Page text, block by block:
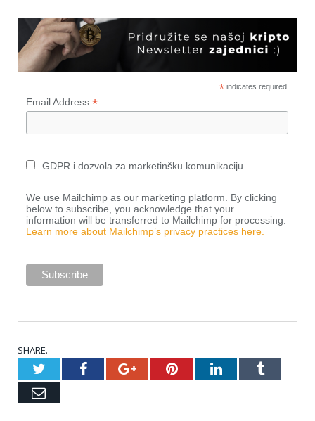
*indicates required
Email Address *
GDPR i dozvola za marketinšku komunikaciju
We use Mailchimp as our marketing platform. By clicking
below to subscribe, you acknowledge that your
information will be transferred to Mailchimp for processing.
Learn more about Mailchimp’s privacy practices here.
SHARE.
TwitterFacebookGoogle+PinterestLinkedInTumblr
Email